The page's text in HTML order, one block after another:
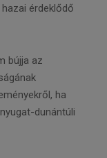
érdeklődő
bújja az
ha
dunántúli